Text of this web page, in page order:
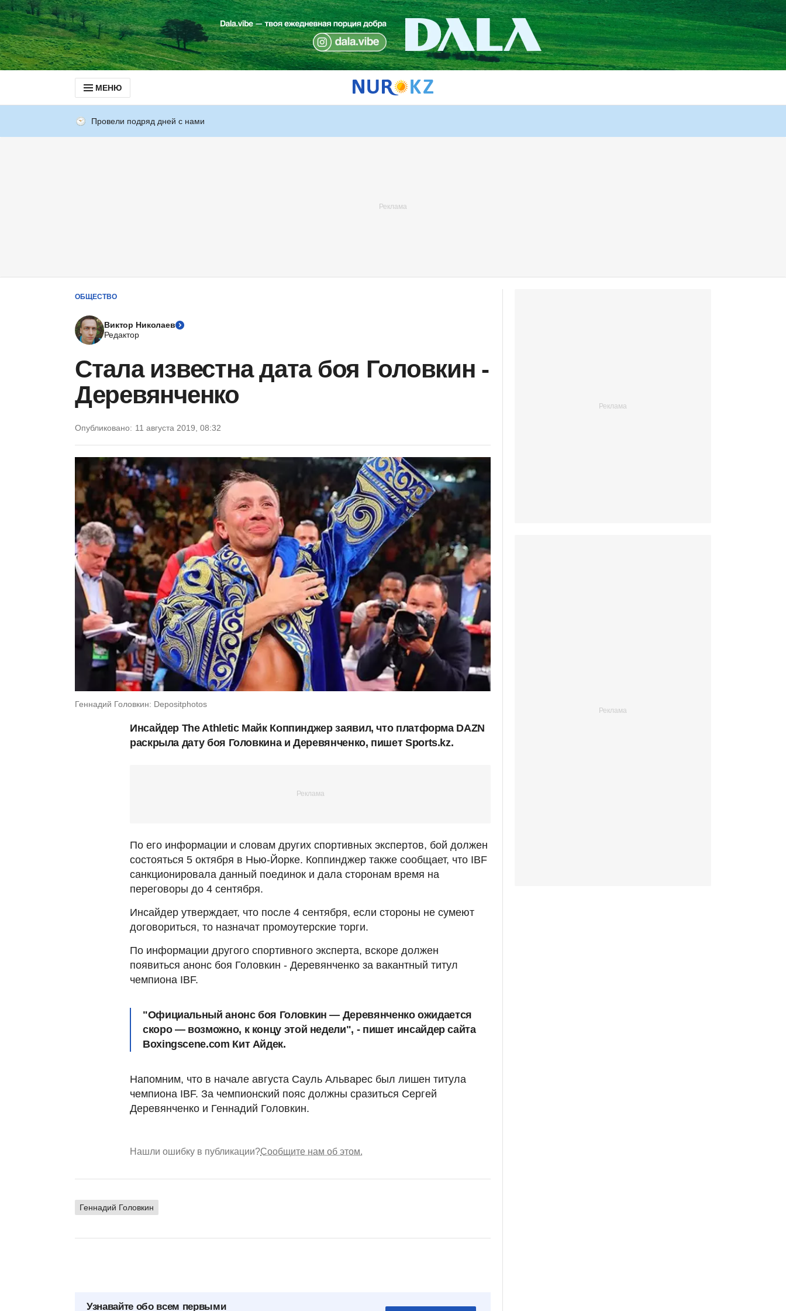
МЕНЮ
Провели подряд дней с нами
ОБЩЕСТВО
Виктор Николаев
Редактор
Стала известна дата боя Головкин -
Деревянченко
Опубликовано: 11 августа 2019, 08:32
Геннадий Головкин: Depositphotos
Инсайдер The Athletic Майк Коппинджер заявил, что платформа DAZN
раскрыла дату боя Головкина и Деревянченко, пишет Sports.kz.
По его информации и словам других спортивных экспертов, бой должен
состояться 5 октября в Нью-Йорке. Коппинджер также сообщает, что IBF
санкционировала данный поединок и дала сторонам время на
переговоры до 4 сентября.
Инсайдер утверждает, что после 4 сентября, если стороны не сумеют
договориться, то назначат промоутерские торги.
По информации другого спортивного эксперта, вскоре должен
появиться анонс боя Головкин - Деревянченко за вакантный титул
чемпиона IBF.
"Официальный анонс боя Головкин — Деревянченко ожидается
скоро — возможно, к концу этой недели", - пишет инсайдер сайта
Boxingscene.com Кит Айдек.
Напомним, что в начале августа Сауль Альварес был лишен титула
чемпиона IBF. За чемпионский пояс должны сразиться Сергей
Деревянченко и Геннадий Головкин.
Нашли ошибку в публикации?Сообщите нам об этом.
Геннадий Головкин
Узнавайте обо всем первыми